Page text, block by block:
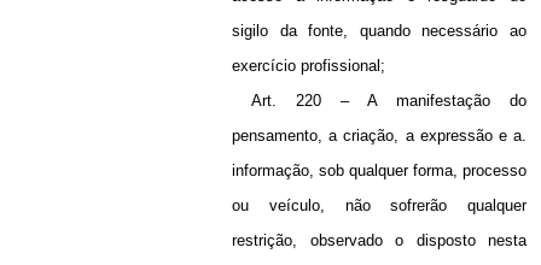
sigilo da fonte, quando necessário ao
exercício profissional;
Art. 220 – A manifestação do
pensamento, a criação, a expressão e a.
informação, sob qualquer forma, processo
ou veículo, não sofrerão qualquer
restrição, observado o disposto nesta